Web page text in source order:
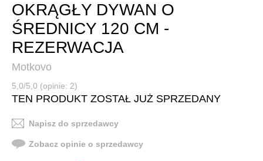
OKRĄGŁY DYWAN O
ŚREDNICY 120 CM -
REZERWACJA
Motkovo
5,0/5,0 (opinie: 2)
TEN PRODUKT ZOSTAŁ JUŻ SPRZEDANY
Napisz do sprzedawcy
Zobacz opinie o sprzedawcy